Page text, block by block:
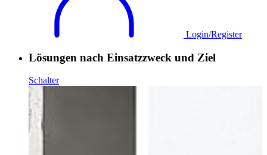
Login/Register
Lösungen nach Einsatzzweck und Ziel
Schalter